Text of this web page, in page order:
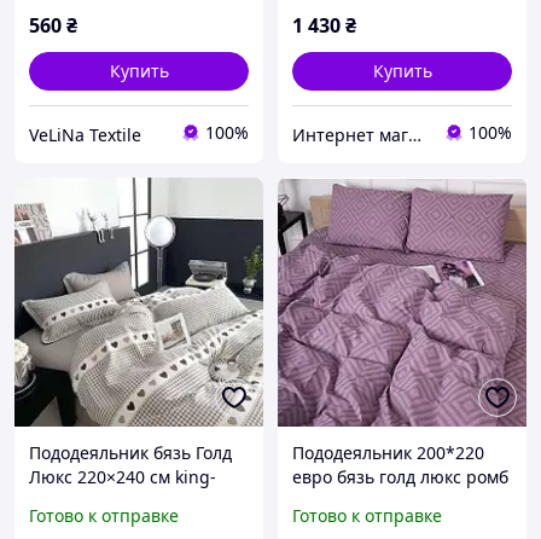
560₴
Купить
VeLiNa Textile 100%
1 430₴
Купить
Интернет магазин тканин "Улюблена Постіль" 100%
Пододеяльник бязь Голд
Люкс 220×240 см king-
Готово к отправке
Пододеяльник 200*220
евро бязь голд люкс ромб
Готово к отправке